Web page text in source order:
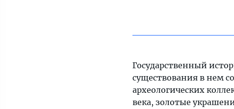
Государственный
существования в нем
археологических
века, золотые